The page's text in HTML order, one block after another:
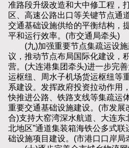
准路段升级改造和大中修工程，
区、高速公路出口等关键节点通
交通基础设施供给的平衡结构，
平和运行效率。(市交通局牵头)
(九)加强重要节点集疏运设施
议，推动节点布局国际化建设，
营。(大连港集团牵头)进一步完
运枢纽、周水子机场货运枢纽等
系建设。发挥政府投资拉动作用
快推进公路、铁路支线等集疏运
重要交通基础设施建设。(市发展
合)支持大窑湾深水航道、大连东
北地区”通道集装箱海铁公多式
础设施项目建设。(市港口口岸局